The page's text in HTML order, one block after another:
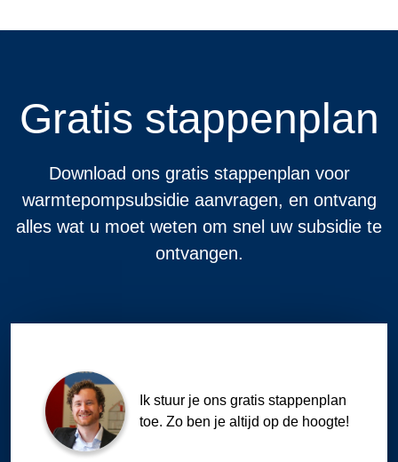
Gratis stappenplan
Download ons gratis stappenplan voor
warmtepompsubsidie aanvragen, en ontvang
alles wat u moet weten om snel uw subsidie te
ontvangen.
Ik stuur je ons gratis stappenplan
toe. Zo ben je altijd op de hoogte!